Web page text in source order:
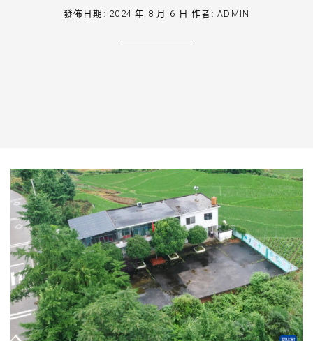
發佈日期: 2024 年 8 月 6 日 作者:ADMIN